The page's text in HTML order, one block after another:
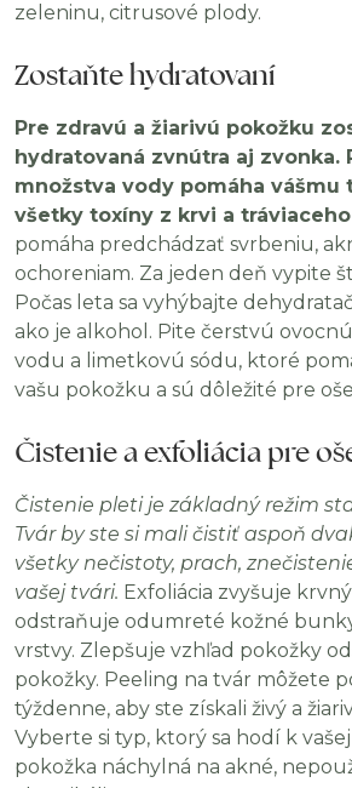
zeleninu, citrusové plody.
Zostaňte hydratovaní
Pre zdravú a žiarivú pokožku
hydratovaná zvnútra aj zvonka.
množstva vody pomáha vášmu
všetky toxíny z krvi a
pomáha predchádzať svrbeniu,
ochoreniam. Za jeden deň vypite
Počas leta sa vyhýbajte
ako je alkohol. Pite čerstvú
vodu a limetkovú sódu, ktoré
vašu pokožku a sú dôležité pre
Čistenie a exfoliácia pre
Čistenie pleti je základný režim
Tvár by ste si mali čistiť aspoň
všetky nečistoty, prach,
vašej tvári. Exfoliácia zvyšuje
odstraňuje odumreté kožné
vrstvy. Zlepšuje vzhľad pokožky
pokožky. Peeling na tvár môžete
týždenne, aby ste získali živý a
Vyberte si typ, ktorý sa hodí k
pokožka náchylná na akné,